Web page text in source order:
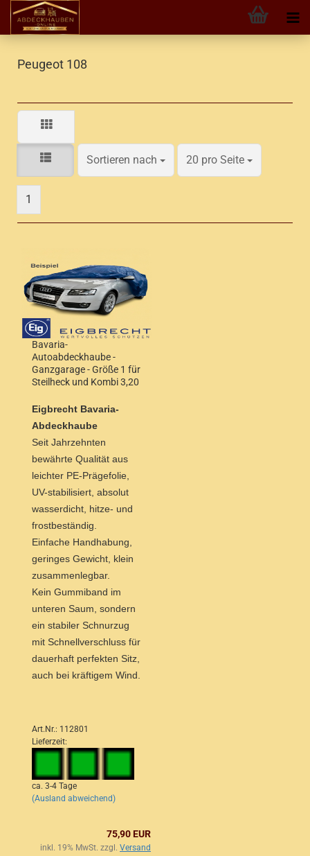
Peugeot 108
Sortieren nach
Sortieren nach 20 pro Seite
pro Seite
1
Bavaria-
Autoabdeckhaube -
Ganzgarage - Größe 1 für
Steilheck und Kombi 3,20
und 1,52 m Höhe
Eigbrecht Bavaria-
Abdeckhaube
Seit Jahrzehnten
bewährte Qualität aus
leichter PE-Prägefolie,
UV-stabilisiert, absolut
wasserdicht, hitze- und
frostbeständig.
Einfache Handhabung,
geringes Gewicht, klein
zusammenlegbar.
Kein Gummiband im
unteren Saum, sondern
ein stabiler Schnurzug
mit Schnellverschluss für
dauerhaft perfekten Sitz,
auch bei kräftigem Wind.
Art.Nr.: 112801
Lieferzeit:
ca. 3-4 Tage
(Ausland abweichend)
75,90 EUR
inkl. 19% MwSt. zzgl. Versand